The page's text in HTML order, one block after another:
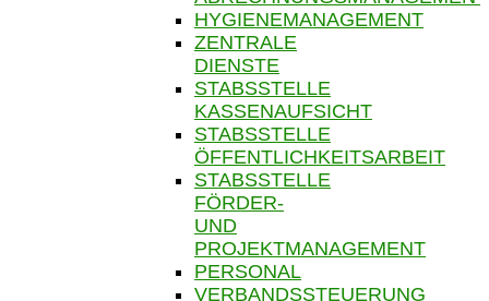
HYGIENEMANAGEMENT
ZENTRALE
DIENSTE
STABSSTELLE
KASSENAUFSICHT
STABSSTELLE
ÖFFENTLICHKEITSARBEIT
STABSSTELLE
FÖRDER-
UND
PROJEKTMANAGEMENT
PERSONAL
VERBANDSSTEUERUNG